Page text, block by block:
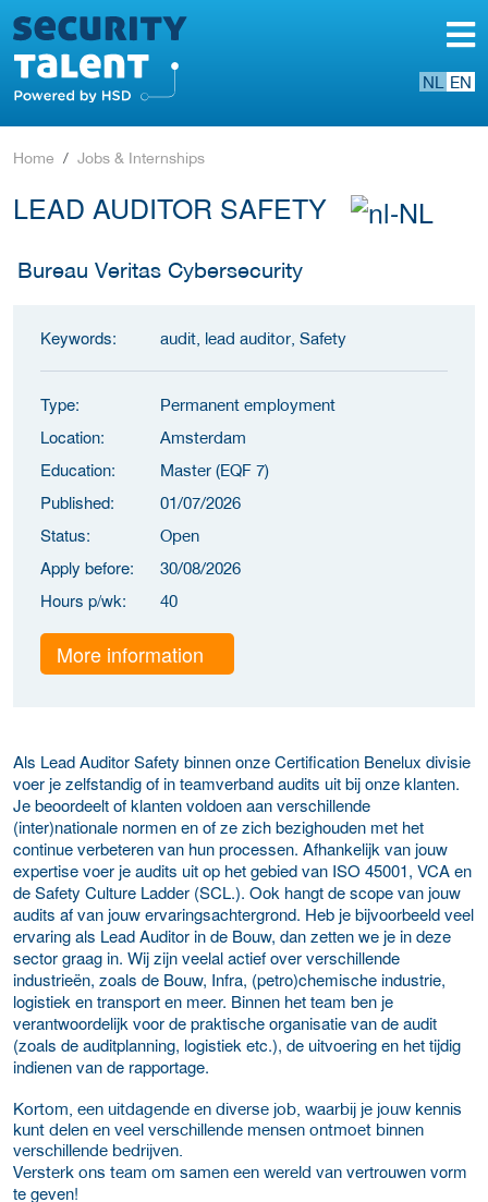
NL EN
Home Jobs & Internships
LEAD AUDITOR SAFETY
Bureau Veritas Cybersecurity
Keywords: audit, lead auditor, Safety
Type: Permanent employment
Location: Amsterdam
Education: Master (EQF 7)
Published: 01/07/2026
Status: Open
Apply before: 30/08/2026
Hours p/wk: 40
More information
Als Lead Auditor Safety binnen onze Certification Benelux divisie
voer je zelfstandig of in teamverband audits uit bij onze klanten.
Je beoordeelt of klanten voldoen aan verschillende
(inter)nationale normen en of ze zich bezighouden met het
continue verbeteren van hun processen. Afhankelijk van jouw
expertise voer je audits uit op het gebied van ISO 45001, VCA en
de Safety Culture Ladder (SCL.). Ook hangt de scope van jouw
audits af van jouw ervaringsachtergrond. Heb je bijvoorbeeld veel
ervaring als Lead Auditor in de Bouw, dan zetten we je in deze
sector graag in. Wij zijn veelal actief over verschillende
industrieën, zoals de Bouw, Infra, (petro)chemische industrie,
logistiek en transport en meer. Binnen het team ben je
verantwoordelijk voor de praktische organisatie van de audit
(zoals de auditplanning, logistiek etc.), de uitvoering en het tijdig
indienen van de rapportage.
Kortom, een uitdagende en diverse job, waarbij je jouw kennis
kunt delen en veel verschillende mensen ontmoet binnen
verschillende bedrijven.
Versterk ons team om samen een wereld van vertrouwen vorm
te geven!